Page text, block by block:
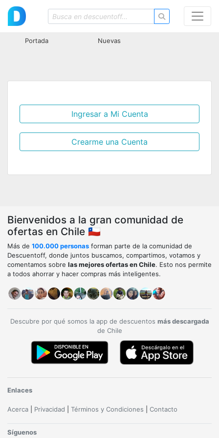
Portada Nuevas
Ingresar a Mi Cuenta
Crearme una Cuenta
Bienvenidos a la gran comunidad de
ofertas en Chile 🇨🇱
Más de 100.000 personas forman parte de la comunidad de
Descuentoff, donde juntos buscamos, compartimos, votamos y
comentamos sobre las mejores ofertas en Chile. Esto nos permite
a todos ahorrar y hacer compras más inteligentes.
Descubre por qué somos la app de descuentos más descargada
de Chile
Enlaces
Acerca Privacidad Términos y Condiciones Contacto
Síguenos